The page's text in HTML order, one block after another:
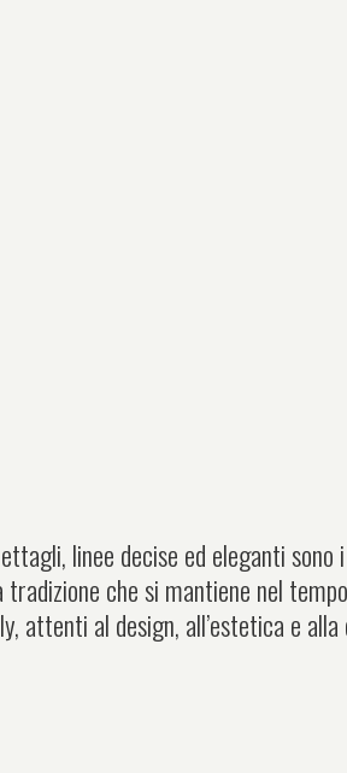
linee decise ed eleganti sono
tradizione che si mantiene nel
attenti al design, all’estetica e alla